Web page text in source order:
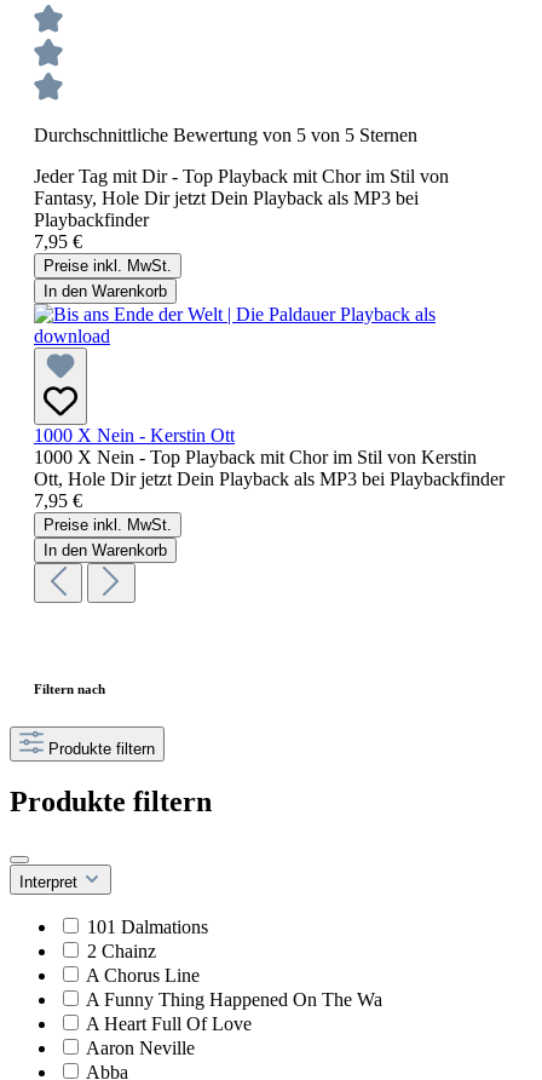
Durchschnittliche Bewertung von 5 von 5 Sternen
Jeder Tag mit Dir - Top Playback mit Chor im Stil von
Fantasy, Hole Dir jetzt Dein Playback als MP3 bei
Playbackfinder
7,95 €
Preise inkl. MwSt.
In den Warenkorb
1000 X Nein - Kerstin Ott
1000 X Nein - Top Playback mit Chor im Stil von Kerstin
Ott, Hole Dir jetzt Dein Playback als MP3 bei Playbackfinder
7,95 €
Preise inkl. MwSt.
In den Warenkorb
Filtern nach
Produkte filtern
Produkte filtern
Interpret
101 Dalmations
2 Chainz
A Chorus Line
A Funny Thing Happened On The Wa
A Heart Full Of Love
Aaron Neville
Abba